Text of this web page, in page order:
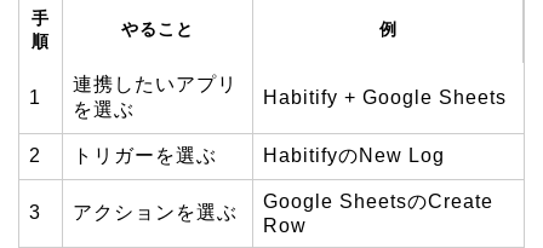
手
順
やること 例
1
連携したいアプリ
を選ぶ
Habitify + Google Sheets
2 トリガーを選ぶ HabitifyのNew Log
3 アクションを選ぶ
Google SheetsのCreate
Row